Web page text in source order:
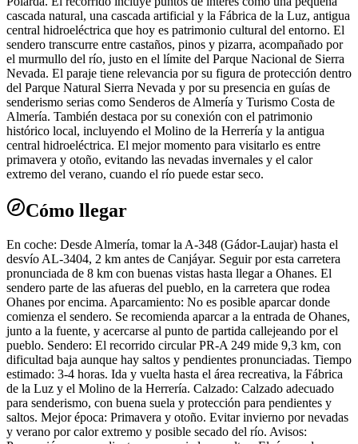
cascada natural, una cascada artificial y la Fábrica de la Luz, antigua
central hidroeléctrica que hoy es patrimonio cultural del entorno. El
sendero transcurre entre castaños, pinos y pizarra, acompañado por
el murmullo del río, justo en el límite del Parque Nacional de Sierra
Nevada. El paraje tiene relevancia por su figura de protección dentro
del Parque Natural Sierra Nevada y por su presencia en guías de
senderismo serias como Senderos de Almería y Turismo Costa de
Almería. También destaca por su conexión con el patrimonio
histórico local, incluyendo el Molino de la Herrería y la antigua
central hidroeléctrica. El mejor momento para visitarlo es entre
primavera y otoño, evitando las nevadas invernales y el calor
extremo del verano, cuando el río puede estar seco.
Cómo llegar
En coche: Desde Almería, tomar la A-348 (Gádor-Laujar) hasta el
desvío AL-3404, 2 km antes de Canjáyar. Seguir por esta carretera
pronunciada de 8 km con buenas vistas hasta llegar a Ohanes. El
sendero parte de las afueras del pueblo, en la carretera que rodea
Ohanes por encima. Aparcamiento: No es posible aparcar donde
comienza el sendero. Se recomienda aparcar a la entrada de Ohanes,
junto a la fuente, y acercarse al punto de partida callejeando por el
pueblo. Sendero: El recorrido circular PR-A 249 mide 9,3 km, con
dificultad baja aunque hay saltos y pendientes pronunciadas. Tiempo
estimado: 3-4 horas. Ida y vuelta hasta el área recreativa, la Fábrica
de la Luz y el Molino de la Herrería. Calzado: Calzado adecuado
para senderismo, con buena suela y protección para pendientes y
saltos. Mejor época: Primavera y otoño. Evitar invierno por nevadas
y verano por calor extremo y posible secado del río. Avisos: